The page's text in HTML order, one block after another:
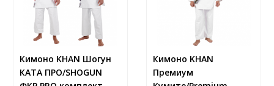
Кимоно KHAN Шогун
КАТА ПРО/SHOGUN
Кимоно KHAN
Премиум